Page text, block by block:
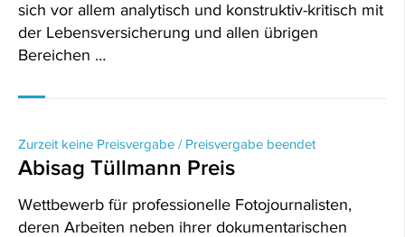
sich vor allem analytisch und konstruktiv-kritisch mit
der Lebensversicherung und allen übrigen
Bereichen …
Zurzeit keine Preisvergabe / Preisvergabe beendet
Abisag Tüllmann Preis
Wettbewerb für professionelle Fotojournalisten,
deren Arbeiten neben ihrer dokumentarischen